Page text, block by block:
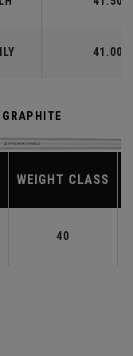
41.00"
WEIGHT CLASS
40